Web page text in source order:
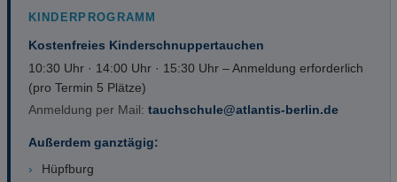
KINDERPROGRAMM
Kostenfreies Kinderschnuppertauchen
10:30 Uhr · 14:00 Uhr · 15:30 Uhr – Anmeldung erforderlich
(pro Termin 5 Plätze)
Anmeldung per Mail: tauchschule@atlantis-berlin.de
Außerdem ganztägig:
›
Hüpfburg